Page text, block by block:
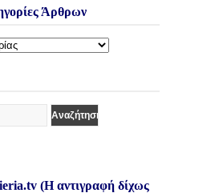
Άρθρων
(Η αντιγραφή δίχως